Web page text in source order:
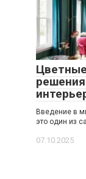
Введение в
это один из
07.10.2025